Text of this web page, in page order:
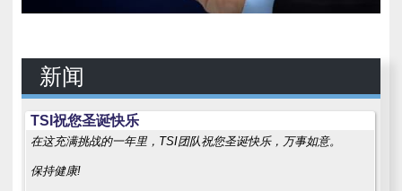
新闻
TSI祝您圣诞快乐
在这充满挑战的一年里，TSI团队祝您圣诞快乐，万事如意。
保持健康!